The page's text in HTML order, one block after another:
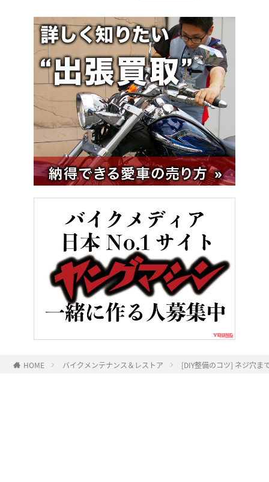
HOME バイクメンテナンス＆レストア [DIY整備のコツ] ネジ穴ま